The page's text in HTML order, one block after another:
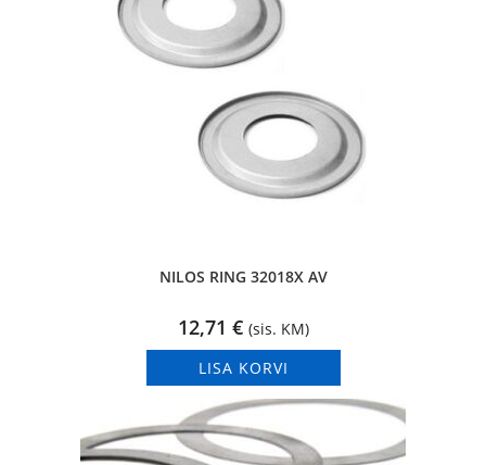
NILOS RING 32018X AV
12,71 € (sis. KM)
LISA KORVI